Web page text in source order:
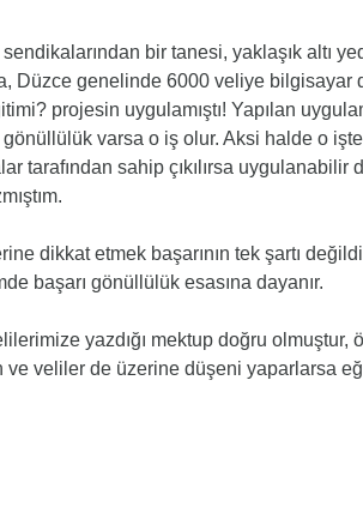
bir tanesi, yaklaşık altı
Düzce genelinde 6000 veliye bilgisayar
projesin uygulamıştı! Yapılan
gönüllülük varsa o iş olur. Aksi halde o
tarafından sahip çıkılırsa uygulanabilir
dikkat etmek başarının tek şartı
başarı gönüllülük esasına dayanır.
yazdığı mektup doğru olmuştur,
veliler de üzerine düşeni yaparlarsa